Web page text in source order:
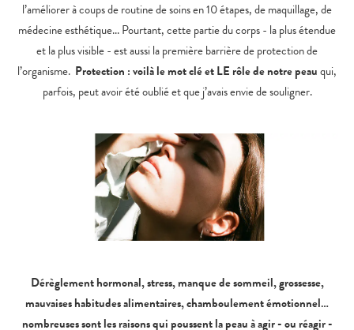
l’améliorer à coups de routine de soins en 10 étapes, de maquillage, de
médecine esthétique... Pourtant, cette partie du corps - la plus étendue
et la plus visible - est aussi la première barrière de protection de
l’organisme. Protection : voilà le mot clé et LE rôle de notre peauqui,
parfois, peut avoir été oublié et que j’avais envie de souligner.
Dérèglement hormonal, stress, manque de sommeil, grossesse,
mauvaises habitudes alimentaires, chamboulement émotionnel…
nombreuses sont les raisons qui poussent la peau à agir - ou réagir -